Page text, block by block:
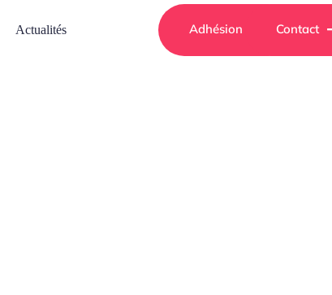
Actualités Adhésion Contact